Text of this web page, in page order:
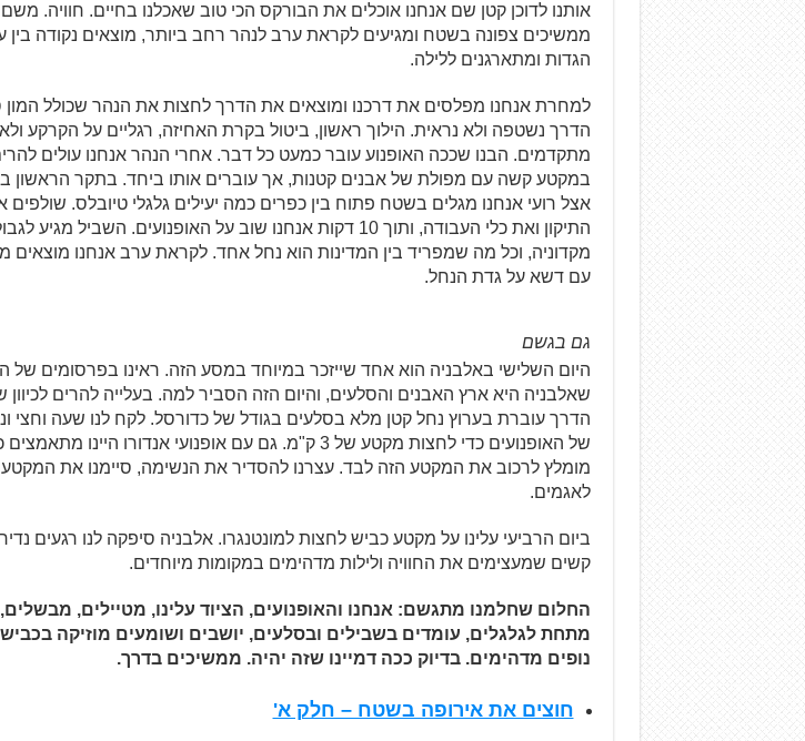
אותנו לדוכן קטן שם אנחנו אוכלים את הבורקס הכי טוב שאכלנו בחיים. חוויה. משם
ממשיכים צפונה בשטח ומגיעים לקראת ערב לנהר רחב ביותר, מוצאים נקודה
הגדות ומתארגנים ללילה.
למחרת אנחנו מפלסים את דרכנו ומוצאים את הדרך לחצות את הנהר שכולל המון
הדרך נשטפה ולא נראית. הילוך ראשון, ביטול בקרת האחיזה, רגליים על הקרקע
מתקדמים. הבנו שככה האופנוע עובר כמעט כל דבר. אחרי הנהר אנחנו עולים
במקטע קשה עם מפולת של אבנים קטנות, אך עוברים אותו ביחד. בתקר הראשון
אצל רועי אנחנו מגלים בשטח פתוח בין כפרים כמה יעילים גלגלי טיובלס.
התיקון ואת כלי העבודה, ותוך 10 דקות אנחנו שוב על האופנועים. השביל מגיע
מקדוניה, וכל מה שמפריד בין המדינות הוא נחל אחד. לקראת ערב אנחנו מוצאים
עם דשא על גדת הנחל.
גם בגשם
היום השלישי באלבניה הוא אחד שייזכר במיוחד במסע הזה. ראינו בפרסומים של
שאלבניה היא ארץ האבנים והסלעים, והיום הזה הסביר למה. בעלייה להרים לכיוון
הדרך עוברת בערוץ נחל קטן מלא בסלעים בגודל של כדורסל. לקח לנו שעה וחצי
של האופנועים כדי לחצות מקטע של 3 ק"מ. גם עם אופנועי אנדורו היינו
מומלץ לרכוב את המקטע הזה לבד. עצרנו להסדיר את הנשימה, סיימנו את המקטע
לאגמים.
ביום הרביעי עלינו על מקטע כביש לחצות למונטנגרו. אלבניה סיפקה לנו רגעים
קשים שמעצימים את החוויה ולילות מדהימים במקומות מיוחדים.
החלום שחלמנו מתגשם: אנחנו והאופנועים, הציוד עלינו, מטיילים,
מתחת לגלגלים, עומדים בשבילים ובסלעים, יושבים ושומעים מוזיקה
נופים מדהימים. בדיוק ככה דמיינו שזה יהיה. ממשיכים בדרך.
חוצים את אירופה בשטח – חלק א'